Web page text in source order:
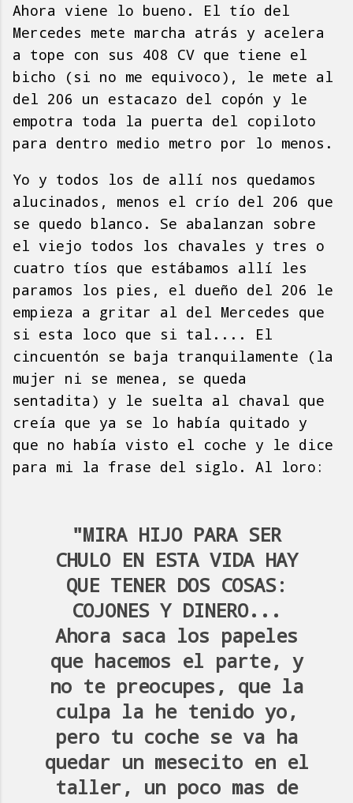
Ahora viene lo bueno. El tí­o del
Mercedes mete marcha atrás y acelera
a tope con sus 408 CV que tiene el
bicho (si no me equivoco), le mete al
del 206 un estacazo del copón y le
empotra toda la puerta del copiloto
para dentro medio metro por lo menos.
Yo y todos los de allí­ nos quedamos
alucinados, menos el crío del 206 que
se quedo blanco. Se abalanzan sobre
el viejo todos los chavales y tres o
cuatro tíos que estábamos allí­ les
paramos los pies, el dueño del 206 le
empieza a gritar al del Mercedes que
si esta loco que si tal.... El
cincuentón se baja tranquilamente (la
mujer ni se menea, se queda
sentadita) y le suelta al chaval que
creía que ya se lo había quitado y
que no había visto el coche y le dice
para mi la frase del siglo. Al loro:
"MIRA HIJO PARA SER
CHULO EN ESTA VIDA HAY
QUE TENER DOS COSAS:
COJONES Y DINERO...
Ahora saca los papeles
que hacemos el parte, y
no te preocupes, que la
culpa la he tenido yo,
pero tu coche se va ha
quedar un mesecito en el
taller, un poco mas de